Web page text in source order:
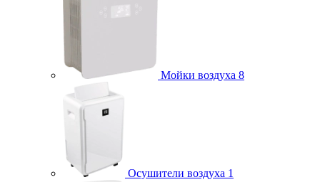
Мойки воздуха 8
Осушители воздуха 1